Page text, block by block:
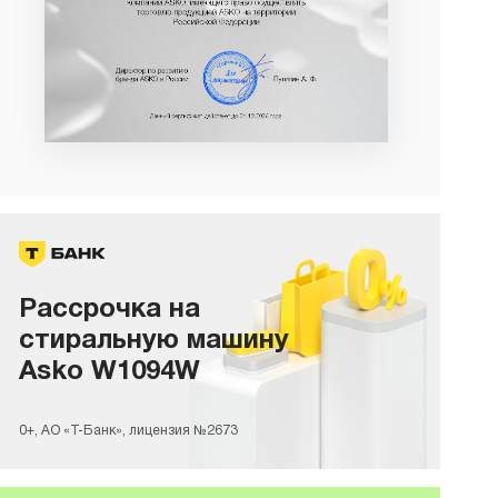
Рассрочка на
стиральную машину
Asko W1094W
0+, АО «Т-Банк», лицензия №2673